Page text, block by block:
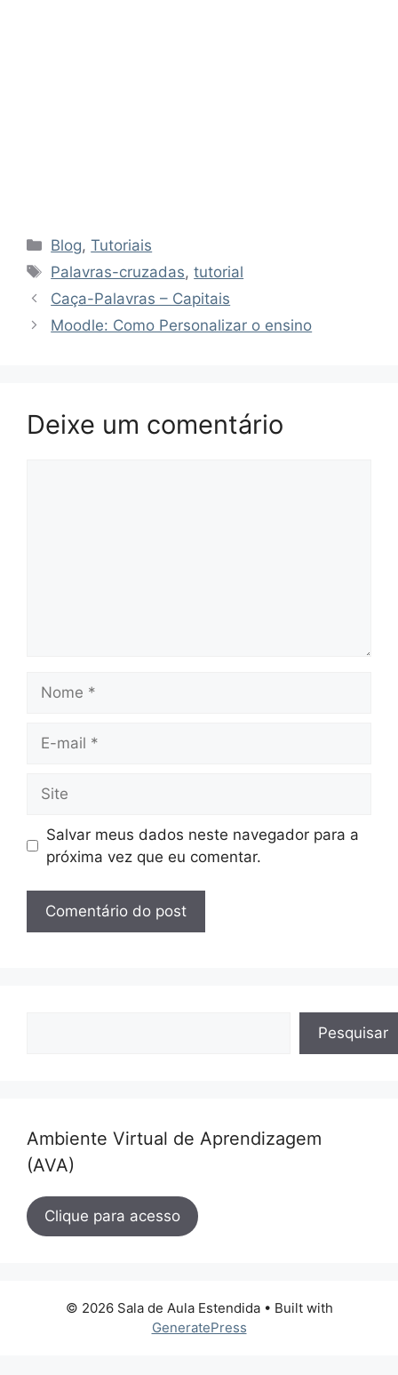
Categorias
Blog,Tutoriais
Tags
Palavras-cruzadas,tutorial
Caça-Palavras – Capitais
Moodle: Como Personalizar o ensino
Deixe um comentário
mail
Salvar meus dados neste navegador para a
próxima vez que eu comentar.
Pesquisar
Ambiente Virtual de Aprendizagem
(AVA)
Clique para acesso
© 2026 Sala de Aula Estendida• Built with
GeneratePress